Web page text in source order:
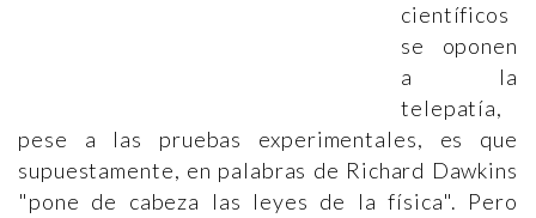
científicos
se oponen
a la
telepatía,
pese a las pruebas experimentales, es que
supuestamente, en palabras de Richard Dawkins
"pone de cabeza las leyes de la física". Pero